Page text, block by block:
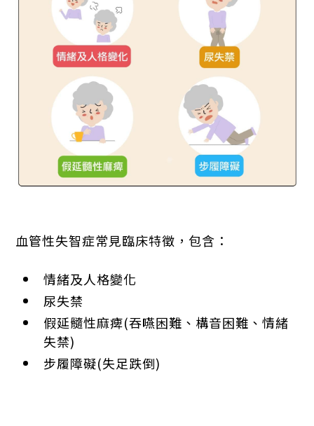
血管性失智症常見臨床特徵，包含：
情緒及人格變化
尿失禁
假延髓性麻痺(吞嚥困難、構音困難、情緒
失禁)
步履障礙(失足跌倒)